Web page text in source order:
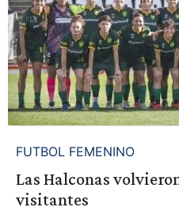
FUTBOL FEMENINO
Las Halconas
visitantes